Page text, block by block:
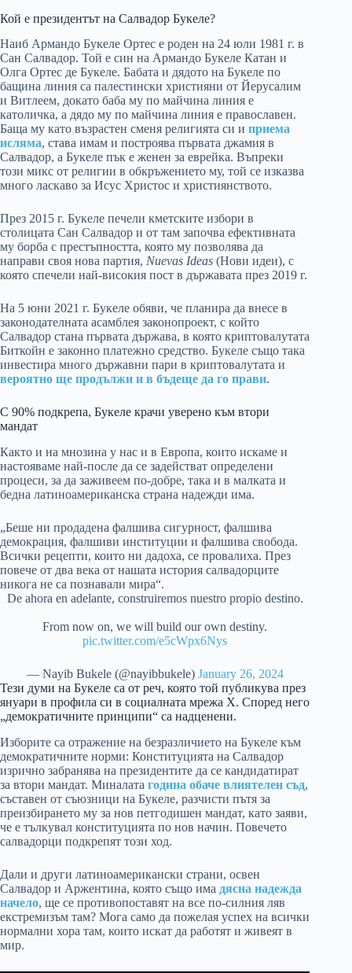
Кой е президентът на Салвадор Букеле?
Наиб Армандо Букеле Ортес е роден на 24 юли 1981 г. в
Сан Салвадор. Той е син на Армандо Букеле Катан и
Олга Ортес де Букеле. Бабата и дядото на Букеле по
бащина линия са палестински християни от Йерусалим
и Витлеем, докато баба му по майчина линия е
католичка, а дядо му по майчина линия е православен.
Баща му като възрастен сменя религията си и приема
исляма, става имам и построява първата джамия в
Салвадор, а Букеле пък е женен за еврейка. Въпреки
този микс от религии в обкръжението му, той се изказва
много ласкаво за Исус Христос и християнството.
През 2015 г. Букеле печели кметските избори в
столицата Сан Салвадор и от там започва ефективната
му борба с престъпността, която му позволява да
направи своя нова партия, Nuevas Ideas (Нови идеи), с
която спечели най-високия пост в държавата през 2019 г.
На 5 юни 2021 г. Букеле обяви, че планира да внесе в
законодателната асамблея законопроект, с който
Салвадор стана първата държава, в която криптовалутата
Биткойн е законно платежно средство. Букеле също така
инвестира много държавни пари в криптовалутата и
вероятно ще продължи и в бъдеще да го прави.
С 90% подкрепа, Букеле крачи уверено към втори
мандат
Както и на мнозина у нас и в Европа, които искаме и
настояваме най-после да се задействат определени
процеси, за да заживеем по-добре, така и в малката и
бедна латиноамериканска страна надежди има.
„Беше ни продадена фалшива сигурност, фалшива
демокрация, фалшиви институции и фалшива свобода.
Всички рецепти, които ни дадоха, се провалиха. През
повече от два века от нашата история салвадорците
никога не са познавали мира“.
De ahora en adelante, construiremos nuestro propio destino.
From now on, we will build our own destiny.
pic.twitter.com/e5cWpx6Nys
— Nayib Bukele (@nayibbukele) January 26, 2024
Тези думи на Букеле са от реч, която той публикува през
януари в профила си в социалната мрежа X. Според него
„демократичните принципи“ са надценени.
Изборите са отражение на безразличието на Букеле към
демократичните норми: Конституцията на Салвадор
изрично забранява на президентите да се кандидатират
за втори мандат. Миналата година обаче влиятелен съд,
съставен от съюзници на Букеле, разчисти пътя за
преизбирането му за нов петгодишен мандат, като заяви,
че е тълкувал конституцията по нов начин. Повечето
салвадорци подкрепят този ход.
Дали и други латиноамерикански страни, освен
Салвадор и Аржентина, която също има дясна надежда
начело, ще се противопоставят на все по-силния ляв
екстремизъм там? Мога само да пожелая успех на всички
нормални хора там, които искат да работят и живеят в
мир.